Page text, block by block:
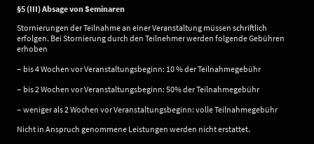
§5 (III) Absage von Seminaren
Stornierungen der Teilnahme an einer Veranstaltung müssen schriftlich
erfolgen. Bei Stornierung durch den Teilnehmer werden folgende Gebühren
erhoben
– bis 4 Wochen vor Veranstaltungsbeginn: 10 % der Teilnahmegebühr
– bis 2 Wochen vor Veranstaltungsbeginn: 50% der Teilnahmegebühr
– weniger als 2 Wochen vor Veranstaltungsbeginn: volle Teilnahmegebühr
Nicht in Anspruch genommene Leistungen werden nicht erstattet.